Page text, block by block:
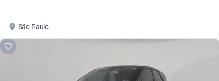
São Paulo